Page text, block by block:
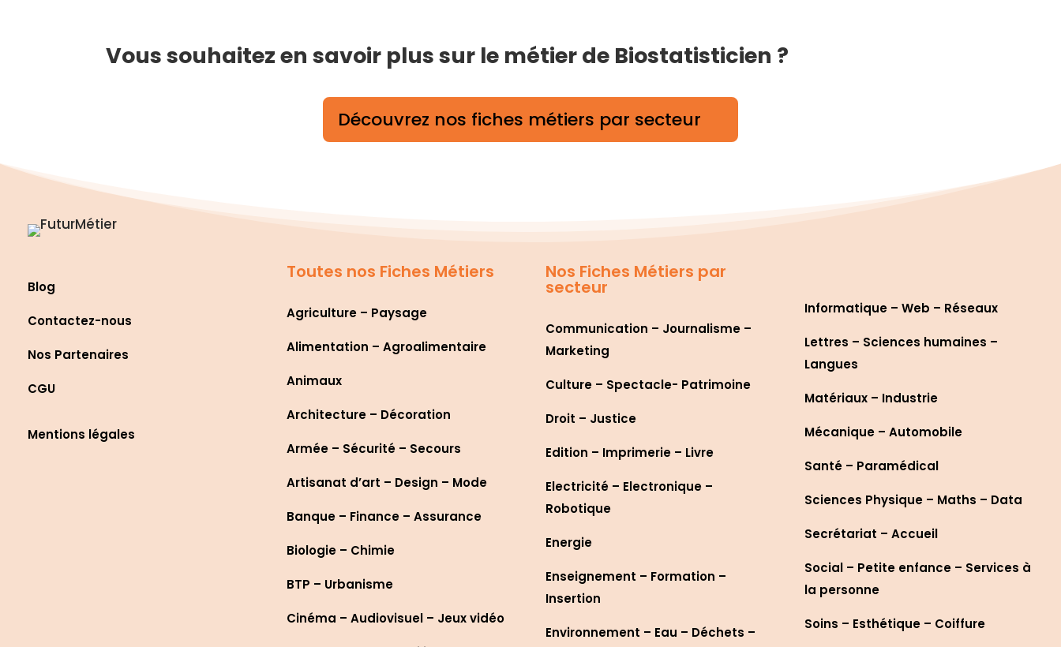
Vous souhaitez en savoir plus sur le métier de Biostatisticien ?
Découvrez nos fiches métiers par secteur
Blog
Contactez-nous
Nos Partenaires
CGU
Mentions légales
Toutes nos Fiches Métiers
Agriculture – Paysage
Alimentation – Agroalimentaire
Animaux
Architecture – Décoration
Armée – Sécurité – Secours
Artisanat d’art – Design – Mode
Banque – Finance – Assurance
Biologie – Chimie
BTP – Urbanisme
Cinéma – Audiovisuel – Jeux vidéo
Nos Fiches Métiers par
secteur
Communication – Journalisme –
Marketing
Culture – Spectacle- Patrimoine
Droit – Justice
Edition – Imprimerie – Livre
Electricité – Electronique –
Robotique
Energie
Enseignement – Formation –
Insertion
Environnement – Eau – Déchets –
Informatique – Web – Réseaux
Lettres – Sciences humaines –
Langues
Matériaux – Industrie
Mécanique – Automobile
Santé – Paramédical
Sciences Physique – Maths – Data
Secrétariat – Accueil
Social – Petite enfance – Services à
la personne
Soins – Esthétique – Coiffure